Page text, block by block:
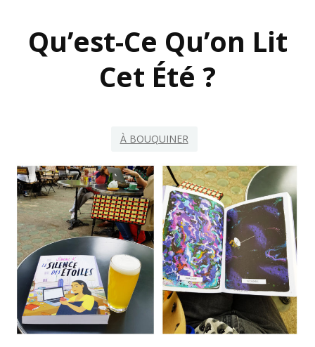
Qu’est-Ce Qu’on Lit
Cet Été ?
À BOUQUINER